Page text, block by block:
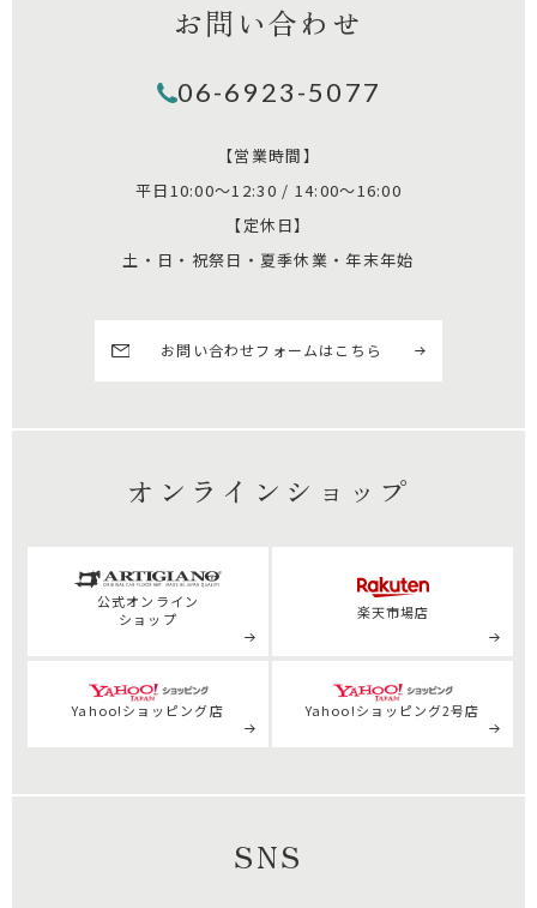
お問い合わせ
06-6923-5077
【営業時間】
平日10:00～12:30 / 14:00～16:00
【定休日】
土・日・祝祭日・夏季休業・年末年始
お問い合わせフォームはこちら
オンラインショップ
公式オンライン
ショップ
楽天市場店
Yahoo!ショッピング店 Yahoo!ショッピング2号店
SNS